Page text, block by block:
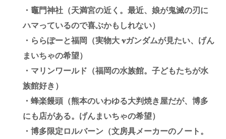
・竈門神社（天満宮の近く。最近、娘が鬼滅の刃に
ハマっているので喜ぶかもしれない）
・ららぽーと福岡（実物大 𝛎ガンダムが見たい、げん
まいちゃの希望）
・マリンワールド（福岡の水族館。子どもたちが水
族館好き）
・蜂楽饅頭（熊本のいわゆる大判焼き屋だが、博多
にも店がある。げんまいちゃの希望）
・博多限定ロルバーン（文房具メーカーのノート。